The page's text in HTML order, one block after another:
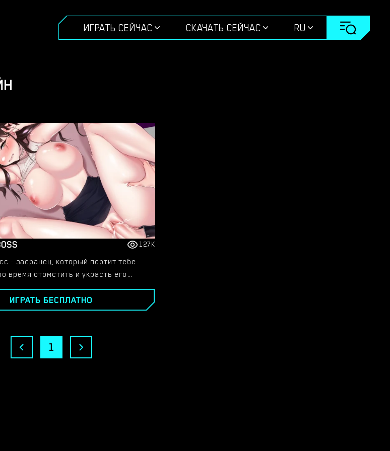
ИГРАТЬ СЕЙЧАС СКАЧАТЬ СЕЙЧАС RU
127K
- засранец, который портит тебе
время отомстить и украсть его
хентай порно игру прямо
ИГРАТЬ БЕСПЛАТНО
1